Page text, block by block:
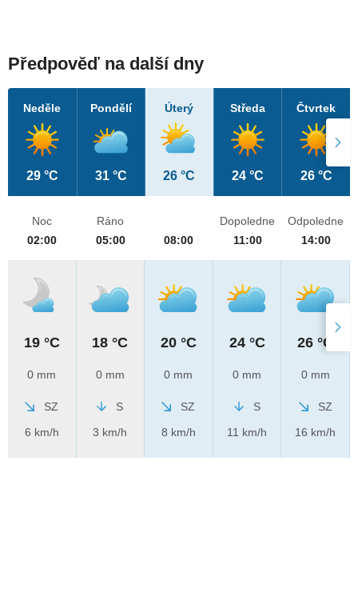
Předpověď na další dny
Neděle
29 °C
Pondělí
31 °C
Úterý
26 °C
Středa
24 °C
Čtvrtek
26 °C
Noc
02:00
19 °C
0 mm
SZ
6 km/h
Ráno
05:00
18 °C
0 mm
S
3 km/h
08:00
20 °C
0 mm
SZ
8 km/h
Dopoledne
11:00
24 °C
0 mm
S
11 km/h
Odpoledne
14:00
26 °C
0 mm
SZ
16 km/h